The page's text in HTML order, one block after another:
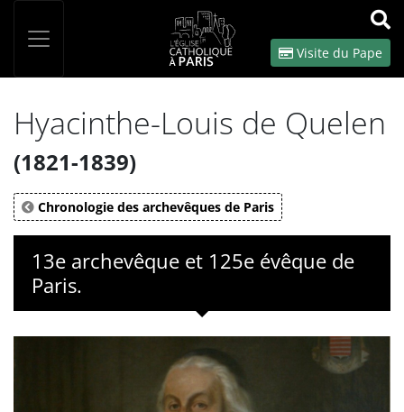
OK
Visite du Pape
Hyacinthe-Louis de Quelen
(1821-1839)
Chronologie des archevêques de Paris
13e archevêque et 125e évêque de
Paris.
Panneau de gestion des cookies